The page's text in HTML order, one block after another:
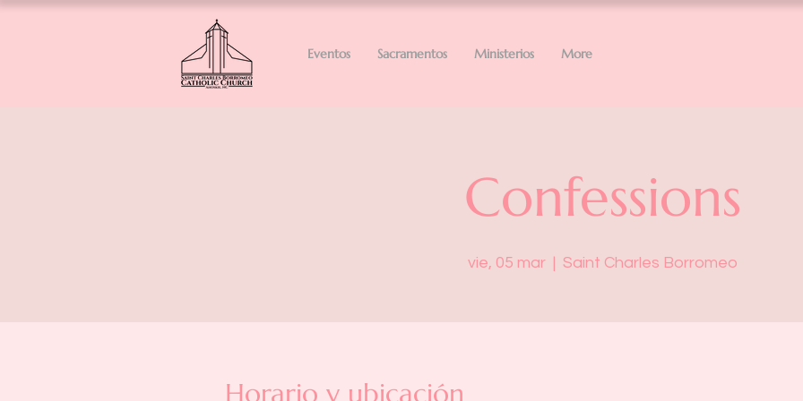
Eventos Sacramentos Ministerios More
Confessions
vie, 05 mar
  |
Saint Charles Borromeo
Horario y ubicación